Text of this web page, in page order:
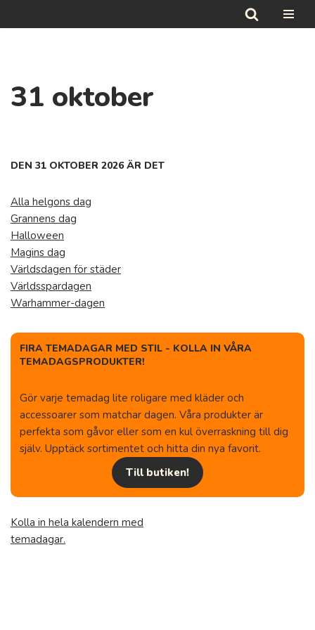
31 oktober
DEN 31 OKTOBER 2026 ÄR DET
Alla helgons dag
Grannens dag
Halloween
Magins dag
Världsdagen för städer
Världsspardagen
Warhammer-dagen
FIRA TEMADAGAR MED STIL - KOLLA IN VÅRA
TEMADAGSPRODUKTER!
Gör varje temadag lite roligare med kläder och
accessoarer som matchar dagen. Våra produkter är
perfekta som gåvor eller som en kul överraskning till dig
själv. Upptäck sortimentet och hitta din nya favorit.
Till butiken!
Kolla in hela kalendern med
temadagar.